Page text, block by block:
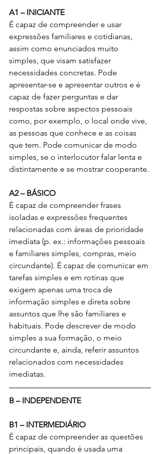
A1 – INICIANTE
É capaz de compreender e usar
expressões familiares e cotidianas,
assim como enunciados muito
simples, que visam satisfazer
necessidades concretas. Pode
apresentar-se e apresentar outros e é
capaz de fazer perguntas e dar
respostas sobre aspectos pessoais
como, por exemplo, o local onde vive,
as pessoas que conhece e as coisas
que tem. Pode comunicar de modo
simples, se o interlocutor falar lenta e
distintamente e se mostrar cooperante.
A2 – BÁSICO
É capaz de compreender frases
isoladas e expressões frequentes
relacionadas com áreas de prioridade
imediata (p. ex.: informações pessoais
e familiares simples, compras, meio
circundante). É capaz de comunicar em
tarefas simples e em rotinas que
exigem apenas uma troca de
informação simples e direta sobre
assuntos que lhe são familiares e
habituais. Pode descrever de modo
simples a sua formação, o meio
circundante e, ainda, referir assuntos
relacionados com necessidades
imediatas.
B – INDEPENDENTE
B1 – INTERMEDIÁRIO
É capaz de compreender as questões
principais, quando é usada uma